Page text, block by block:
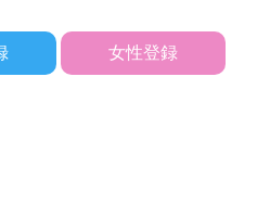
女性登録